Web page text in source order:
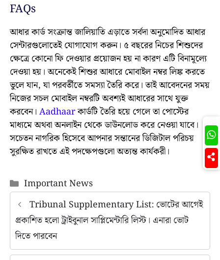
FAQs
আধার কার্ড সংক্রান্ত জালিয়াতি এড়াতে সর্বদা অনুমোদিত আধার
সেন্টারগুলোতেই যোগাযোগ করুন। ৫ বছরের নিচের শিশুদের
ক্ষেত্রে কোনো ফি দেওয়ার প্রয়োজন হয় না কারণ এটি বিনামূল্যে
দেওয়া হয়। অনেকেই শিশুর আধারে মোবাইল নম্বর লিঙ্ক করতে
ভুলে যান, যা পরবর্তীতে সমস্যা তৈরি করে। তাই আবেদনের সময়
নিজের সচল মোবাইল নম্বরটি অবশ্যই আধারের সাথে যুক্ত
করবেন। Aadhaarকার্ডটি তৈরি হয়ে গেলে তা পোস্টের
মাধ্যমে অথবা অনলাইন থেকে ডাউনলোড করে নেওয়া যাবে।
সচেতন নাগরিক হিসেবে আপনার সন্তানের ডিজিটাল পরিচয়
সুরক্ষিত রাখতে এই পদক্ষেপগুলো অত্যন্ত কার্যকরী।
Categories
Important News
Tribunal Supplementary List: ভোটের আগেই
প্রকাশিত হলো ট্রাইবুনাল সাপ্লিমেন্টারি লিস্ট। এনারা ভোট
দিতে পারবেন